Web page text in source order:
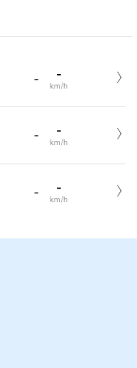
- -
km/h
- -
km/h
- -
km/h